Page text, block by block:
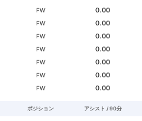
FW
0.00
FW
0.00
FW
0.00
FW
0.00
FW
0.00
FW
0.00
FW 0.00
ポジション アシスト / 90分